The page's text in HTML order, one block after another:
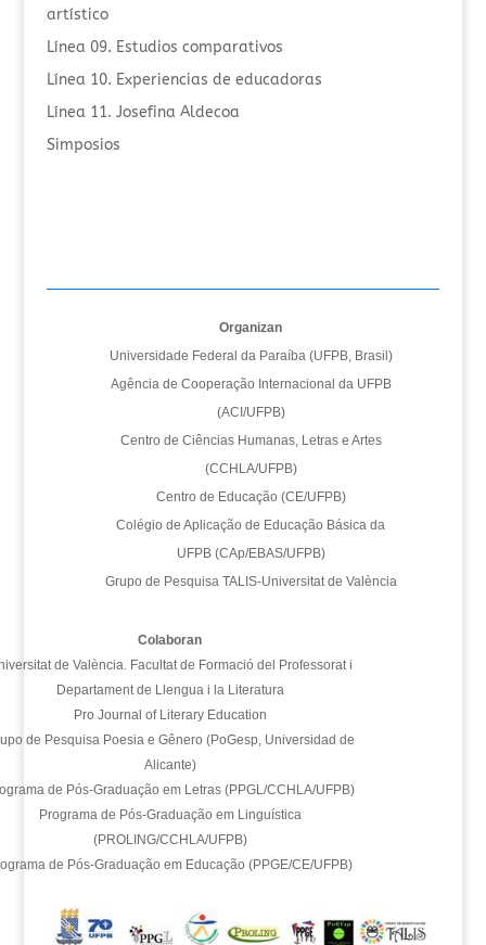
artístico
Línea 09. Estudios comparativos
Línea 10. Experiencias de educadoras
Línea 11. Josefina Aldecoa
Simposios
Organizan
Universidade Federal da Paraíba (UFPB, Brasil)
Agência de Cooperação Internacional da UFPB
(ACI/UFPB)
Centro de Ciências Humanas, Letras e Artes
(CCHLA/UFPB)
Centro de Educação (CE/UFPB)
Colégio de Aplicação de Educação Básica da
UFPB (CAp/EBAS/UFPB)
Grupo de Pesquisa TALIS-Universitat de València
Colaboran
de València. Facultat de Formació del Professorat i
Departament de Llengua i la Literatura
Pro Journal of Literary Education
de Pesquisa Poesia e Gênero (PoGesp, Universidad de
Alicante)
de Pós-Graduação em Letras (PPGL/CCHLA/UFPB)
Programa de Pós-Graduação em Linguística
(PROLING/CCHLA/UFPB)
de Pós-Graduação em Educação (PPGE/CE/UFPB)